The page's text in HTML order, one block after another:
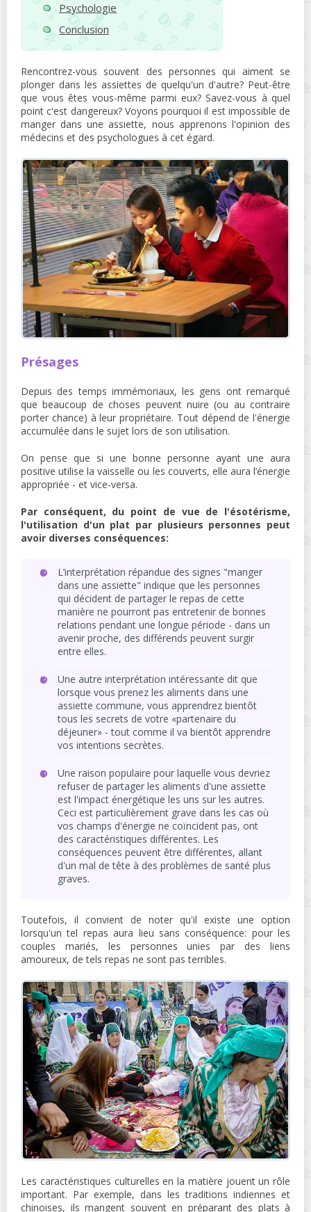
Psychologie
Conclusion
Rencontrez-vous souvent des personnes qui aiment se
plonger dans les assiettes de quelqu'un d'autre? Peut-être
que vous êtes vous-même parmi eux? Savez-vous à quel
point c'est dangereux? Voyons pourquoi il est impossible de
manger dans une assiette, nous apprenons l'opinion des
médecins et des psychologues à cet égard.
Présages
Depuis des temps immémoriaux, les gens ont remarqué
que beaucoup de choses peuvent nuire (ou au contraire
porter chance) à leur propriétaire. Tout dépend de l'énergie
accumulée dans le sujet lors de son utilisation.
On pense que si une bonne personne ayant une aura
positive utilise la vaisselle ou les couverts, elle aura l’énergie
appropriée - et vice-versa.
Par conséquent, du point de vue de l'ésotérisme,
l'utilisation d'un plat par plusieurs personnes peut
avoir diverses conséquences:
L’interprétation répandue des signes "manger
dans une assiette" indique que les personnes
qui décident de partager le repas de cette
manière ne pourront pas entretenir de bonnes
relations pendant une longue période - dans un
avenir proche, des différends peuvent surgir
entre elles.
Une autre interprétation intéressante dit que
lorsque vous prenez les aliments dans une
assiette commune, vous apprendrez bientôt
tous les secrets de votre «partenaire du
déjeuner» - tout comme il va bientôt apprendre
vos intentions secrètes.
Une raison populaire pour laquelle vous devriez
refuser de partager les aliments d'une assiette
est l'impact énergétique les uns sur les autres.
Ceci est particulièrement grave dans les cas où
vos champs d'énergie ne coïncident pas, ont
des caractéristiques différentes. Les
conséquences peuvent être différentes, allant
d'un mal de tête à des problèmes de santé plus
graves.
Toutefois, il convient de noter qu'il existe une option
lorsqu'un tel repas aura lieu sans conséquence: pour les
couples mariés, les personnes unies par des liens
amoureux, de tels repas ne sont pas terribles.
Les caractéristiques culturelles en la matière jouent un rôle
important. Par exemple, dans les traditions indiennes et
chinoises, ils mangent souvent en préparant des plats à